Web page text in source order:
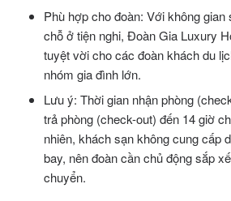
Phù hợp cho đoàn: Với không gian
chỗ ở tiện nghi, Đoàn Gia Luxury
tuyệt vời cho các đoàn khách du
nhóm gia đình lớn.
Lưu ý: Thời gian nhận phòng
trả phòng (check-out) đến 14 giờ
nhiên, khách sạn không cung cấp
bay, nên đoàn cần chủ động sắp
chuyển.